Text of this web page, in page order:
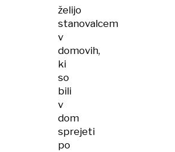
želijo
stanovalcem
v
domovih,
ki
so
bili
v
dom
sprejeti
po